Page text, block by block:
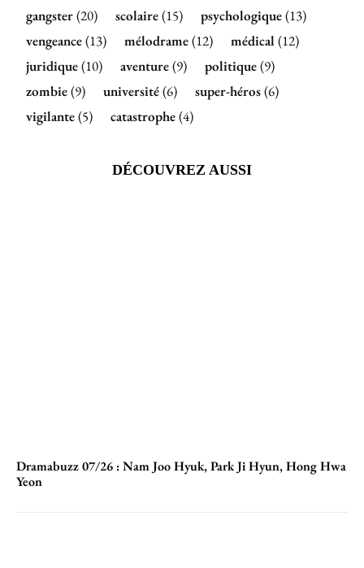
gangster(20) scolaire(15) psychologique(13)
vengeance(13) mélodrame(12) médical(12)
juridique(10) aventure(9) politique(9)
zombie(9) université(6) super-héros(6)
vigilante(5) catastrophe(4)
DÉCOUVREZ AUSSI
Dramabuzz 07/26 : Nam Joo Hyuk, Park Ji Hyun, Hong Hwa
Yeon